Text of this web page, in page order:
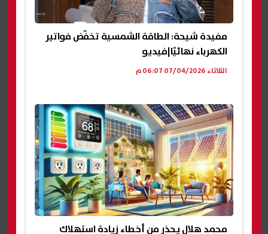
مفيدة شيحة: الطاقة الشمسية تخفّض فواتير
الكهرباء نهائيًا|فيديو
الثلاثاء 07/04/2026 06:07 م
محمد هلال يحذر من أخطاء زيادة استهلاك